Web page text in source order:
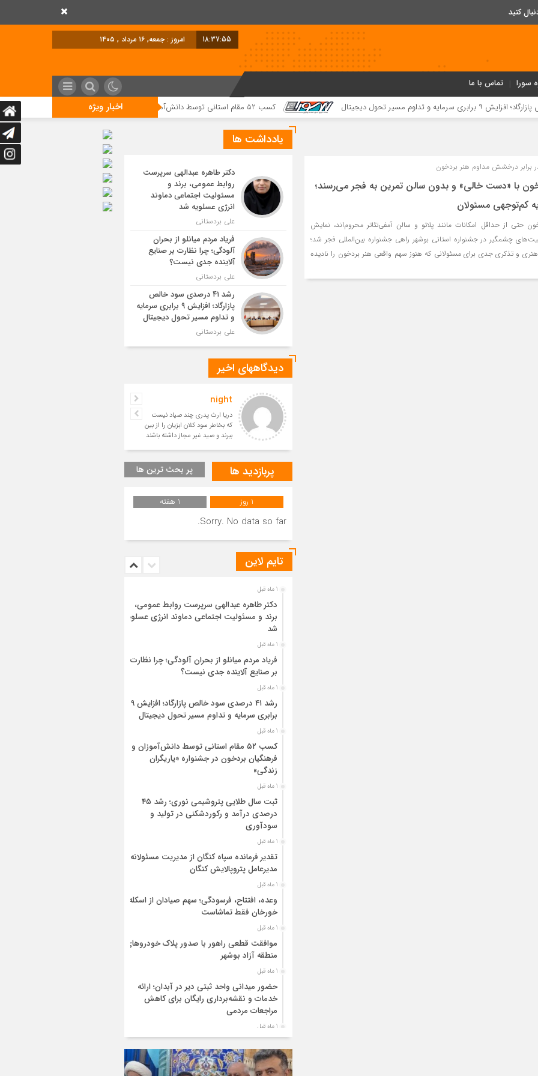
18:37:56 امروز : جمعه, ۱۶ مرداد , ۱۴۰۵
سورا تماس با ما
اخبار ویژه کسب ۵۲ مقام استانی توسط دانش‌آموزان و فرهنگیان بردخون در جشنواره «یاریگران زندگی»
برابر درخشش مداوم هنر بردخون
با «دست خالی» و بدون سالن تمرین به فجر می‌رسند؛
کم‌توجهی مسئولان
حتی از حداقل امکانات مانند پلاتو و سالن آمفی‌تئاتر محروم‌اند، نمایش
چشمگیر در جشنواره استانی بوشهر راهی جشنواره بین‌المللی فجر شد؛
هنری و تذکری جدی برای مسئولانی که هنوز سهم واقعی هنر بردخون را نادیده
یادداشت ها
دکتر طاهره عبدالهی سرپرست
روابط عمومی، برند و
مسئولیت اجتماعی دماوند
انرژی عسلویه شد
علی بردستانی
فریاد مردم میانلو از بحران
آلودگی؛ چرا نظارت بر صنایع
آلاینده جدی نیست؟
علی بردستانی
رشد ۴۱ درصدی سود خالص
پازارگاد؛ افزایش ۹ برابری سرمایه
و تداوم مسیر تحول دیجیتال
علی بردستانی
دیدگاههای اخیر
night
دریا ارث پدری چند صیاد نیست
که بخاطر سود کلان ابزیان را از بین
ببرند و صید غیر مجاز داشته باشند
پربازدید ها پر بحث ترین ها
1 روز 1 هفته
Sorry. No data so far.
تایم لاین
1 ماه قبل
دکتر طاهره عبدالهی سرپرست روابط عمومی،
برند و مسئولیت اجتماعی دماوند انرژی عسلویه
شد
1 ماه قبل
فریاد مردم میانلو از بحران آلودگی؛ چرا نظارت
بر صنایع آلاینده جدی نیست؟
1 ماه قبل
رشد ۴۱ درصدی سود خالص پازارگاد؛ افزایش ۹
برابری سرمایه و تداوم مسیر تحول دیجیتال
1 ماه قبل
کسب ۵۲ مقام استانی توسط دانش‌آموزان و
فرهنگیان بردخون در جشنواره «یاریگران
زندگی»
1 ماه قبل
ثبت سال طلایی پتروشیمی نوری؛ رشد ۴۵
درصدی درآمد و رکوردشکنی در تولید و
سودآوری
1 ماه قبل
تقدیر فرمانده سپاه کنگان از مدیریت مسئولانه
مدیرعامل پتروپالایش کنگان
1 ماه قبل
وعده، افتتاح، فرسودگی؛ سهم صیادان از اسکله
خورخان فقط تماشاست
1 ماه قبل
موافقت قطعی راهور با صدور پلاک خودروهای
منطقه آزاد بوشهر
1 ماه قبل
حضور میدانی واحد ثبتی دیر در آبدان؛ ارائه
خدمات و نقشه‌برداری رایگان برای کاهش
مراجعات مردمی
1 ماه قبل
بوشهر منصوب شد
1 ماه قبل